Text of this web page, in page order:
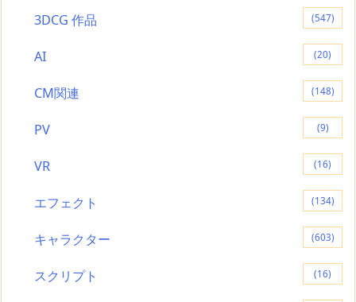
3DCG 作品 (547)
AI (20)
CM関連 (148)
PV (9)
VR (16)
エフェクト (134)
キャラクター (603)
スクリプト (16)